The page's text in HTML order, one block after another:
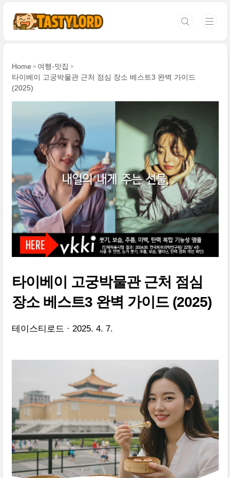
Home
여행-맛집
타이베이 고궁박물관 근처 점심 장소 베스트3 완벽 가이드
(2025)
타이베이 고궁박물관 근처 점심
장소 베스트3 완벽 가이드 (2025)
테이스티로드 2025. 4. 7.